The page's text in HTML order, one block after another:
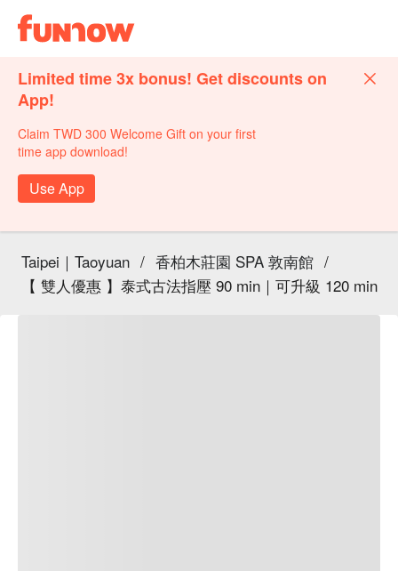
Limited time 3x bonus! Get discounts on
App!
Claim TWD 300 Welcome Gift on your first
time app download!
Use App
Taipei｜Taoyuan / 香柏木莊園 SPA 敦南館 /
【 雙人優惠 】泰式古法指壓 90 min｜可升級 120 min